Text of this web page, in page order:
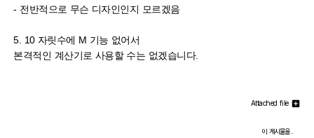
- 전반적으로 무슨 디자인인지 모르겠음
5. 10 자릿수에 M 기능 없어서
본격적인 계산기로 사용할 수는 없겠습니다.
Attached file
이 게시물을..